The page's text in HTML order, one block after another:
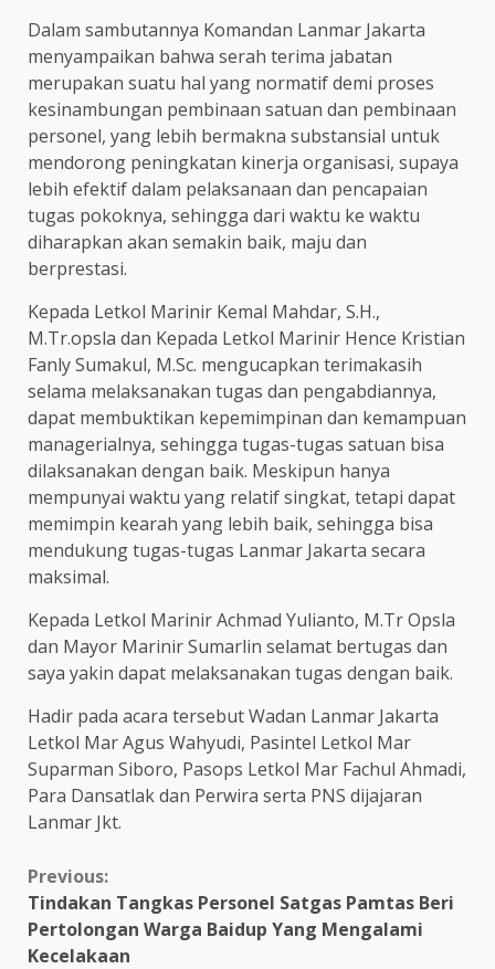
Dalam sambutannya Komandan Lanmar Jakarta
menyampaikan bahwa serah terima jabatan
merupakan suatu hal yang normatif demi proses
kesinambungan pembinaan satuan dan pembinaan
personel, yang lebih bermakna substansial untuk
mendorong peningkatan kinerja organisasi, supaya
lebih efektif dalam pelaksanaan dan pencapaian
tugas pokoknya, sehingga dari waktu ke waktu
diharapkan akan semakin baik, maju dan
berprestasi.
Kepada Letkol Marinir Kemal Mahdar, S.H.,
M.Tr.opsla dan Kepada Letkol Marinir Hence Kristian
Fanly Sumakul, M.Sc. mengucapkan terimakasih
selama melaksanakan tugas dan pengabdiannya,
dapat membuktikan kepemimpinan dan kemampuan
managerialnya, sehingga tugas-tugas satuan bisa
dilaksanakan dengan baik. Meskipun hanya
mempunyai waktu yang relatif singkat, tetapi dapat
memimpin kearah yang lebih baik, sehingga bisa
mendukung tugas-tugas Lanmar Jakarta secara
maksimal.
Kepada Letkol Marinir Achmad Yulianto, M.Tr Opsla
dan Mayor Marinir Sumarlin selamat bertugas dan
saya yakin dapat melaksanakan tugas dengan baik.
Hadir pada acara tersebut Wadan Lanmar Jakarta
Letkol Mar Agus Wahyudi, Pasintel Letkol Mar
Suparman Siboro, Pasops Letkol Mar Fachul Ahmadi,
Para Dansatlak dan Perwira serta PNS dijajaran
Lanmar Jkt.
Continue
Reading
Previous:
Tindakan Tangkas Personel Satgas Pamtas Beri
Pertolongan Warga Baidup Yang Mengalami
Kecelakaan